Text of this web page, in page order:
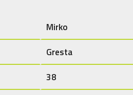
Mirko
Gresta
38